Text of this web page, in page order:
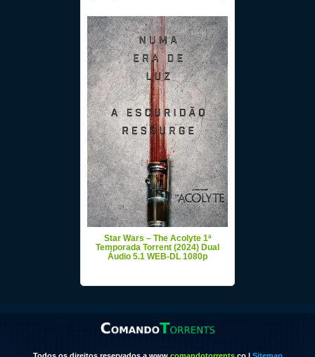
Star Wars – The Acolyte 1ª
Temporada Torrent (2024) Dual
Áudio 5.1 WEB-DL 1080p